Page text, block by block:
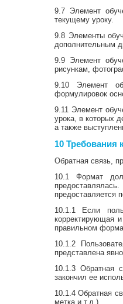
9.7 Элемент
текущему уроку.
9.8 Элементы
дополнительным
9.9 Элемент
рисункам,
9.10 Элемент
формулировок
9.11 Элемент
урока, в которых
а также
10 Требования
Обратная связь,
10.1 Формат
предоставляется
10.1.1 Если
корректирующая
правильном
10.1.2
представлена
10.1.3 Обратная
закончил ее
10.1.4 Обратная
метка и т.д.).